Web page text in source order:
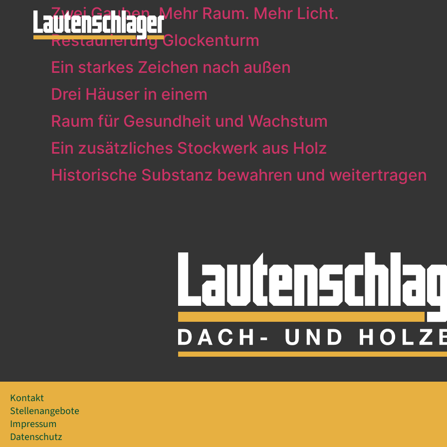
Zwei Gauben. Mehr Raum. Mehr Licht.
Restaurierung Glockenturm
Ein starkes Zeichen nach außen
Drei Häuser in einem
Raum für Gesundheit und Wachstum
Ein zusätzliches Stockwerk aus Holz
Historische Substanz bewahren und weitertragen
Kontakt
Stellenangebote
Impressum
Datenschutz